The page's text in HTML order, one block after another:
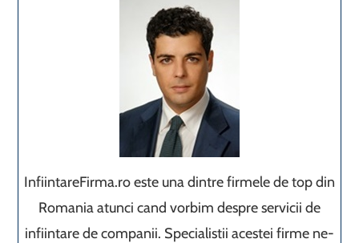
InfiintareFirma.ro este una dintre firmele de top din
Romania atunci cand vorbim despre servicii de
infiintare de companii. Specialistii acestei firme ne-